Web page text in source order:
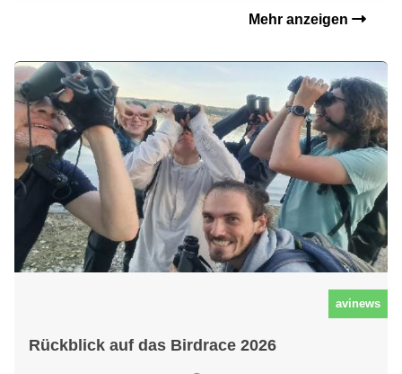
Mehr anzeigen
avinews
Rückblick auf das Birdrace 2026